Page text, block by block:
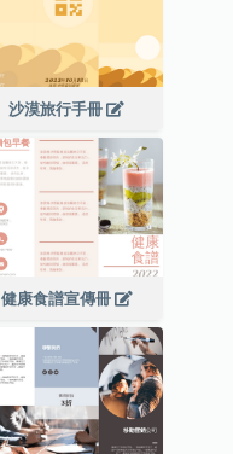
沙漠旅行手冊
健康食譜宣傳冊